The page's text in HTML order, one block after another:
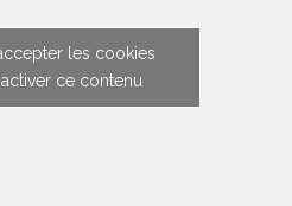
les cookies
ce contenu